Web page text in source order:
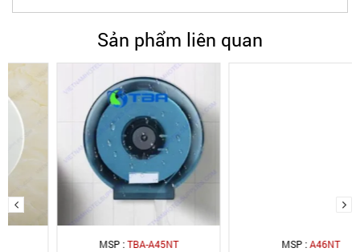
Sản phẩm liên quan
TBA-A45NT A46NT